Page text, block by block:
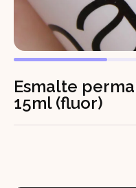
Esmalte
15ml (fluor)